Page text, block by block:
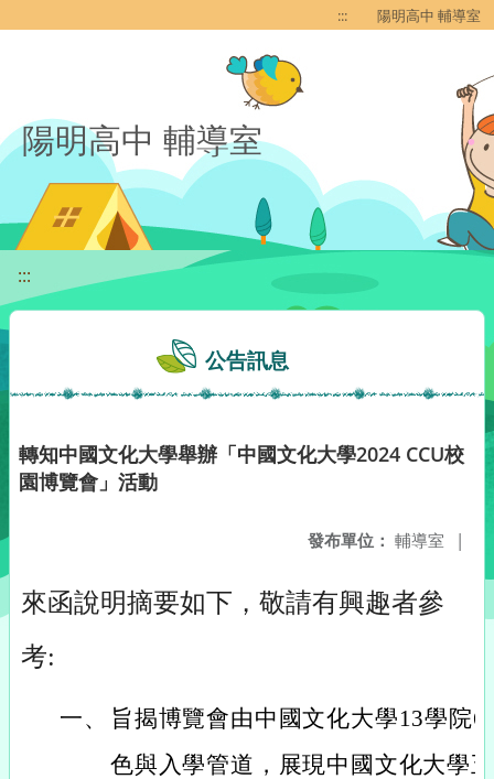
::: 陽明高中 輔導室
陽明高中 輔導室
:::
公告訊息
轉知中國文化大學舉辦「中國文化大學2024 CCU校
園博覽會」活動
發布單位： 輔導室 |
來函說明摘要如下，敬請有興趣者參
考:
一、
旨揭博覽會由中國文化大學13學院
色與入學管道，展現中國文化大學